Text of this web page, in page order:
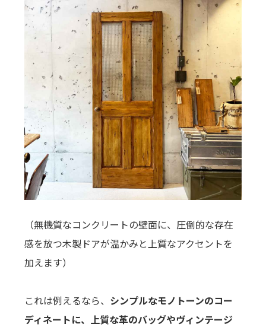
（無機質なコンクリートの壁面に、圧倒的な存在
感を放つ木製ドアが温かみと上質なアクセントを
加えます）
これは例えるなら、 シンプルなモノトーンのコー
ディネートに、上質な革のバッグやヴィンテージ